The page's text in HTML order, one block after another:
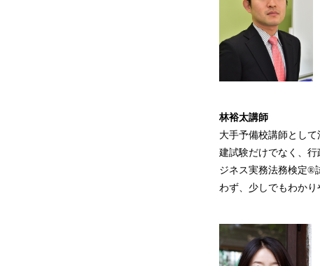
林裕太講師
大手予備校講師とし
建試験だけでなく、
ジネス実務法務検定®
わず、少しでもわかり